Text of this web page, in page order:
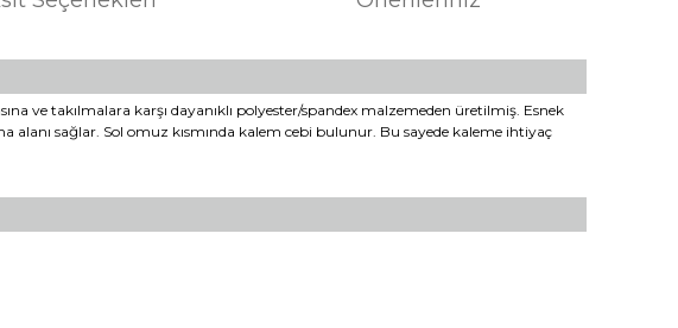
ve takılmalara karşı dayanıklı polyester/spandex malzemeden üretilmiş. Esnek
alanı sağlar. Sol omuz kısmında kalem cebi bulunur. Bu sayede kaleme ihtiyaç